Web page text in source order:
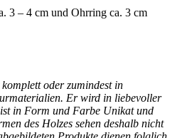
3 – 4 cm und Ohrring ca. 3 cm
oder zumindest in
Er wird in liebevoller
in Form und Farbe Unikat und
des Holzes sehen deshalb nicht